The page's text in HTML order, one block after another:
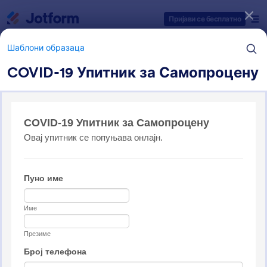
Пријави се бесплатно
Шаблони образаца
COVID-19 Упитник за Самопроцену
Шаблони образаца
Здравствени обрасци
144 Шаблона
Категорије шаблона образаца